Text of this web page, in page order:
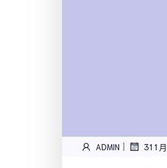
ADMIN | 31 1 月